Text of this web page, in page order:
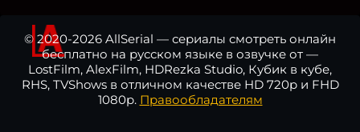
© 2020-2026 AllSerial — сериалы смотреть онлайн
бесплатно на русском языке в озвучке от —
LostFilm, AlexFilm, HDRezka Studio, Кубик в кубе,
RHS, TVShows в отличном качестве HD 720p и FHD
1080p. Правообладателям